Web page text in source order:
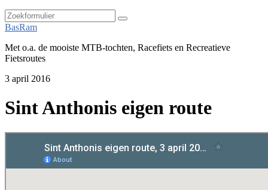
Zoeken
BasRam
Met o.a. de mooiste MTB-tochten, Racefiets en Recreatieve
Fietsroutes
3 april 2016
Sint Anthonis eigen route